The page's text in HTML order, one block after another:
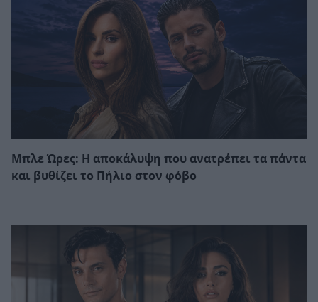
Μπλε Ώρες: Η αποκάλυψη που ανατρέπει τα πάντα
και βυθίζει το Πήλιο στον φόβο